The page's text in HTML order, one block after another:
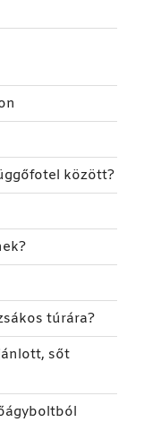
között?
túrára?
sőt